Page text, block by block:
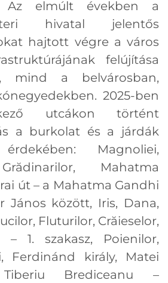
Az elmúlt években a
hivatal jelentős
hajtott végre a város
felújítása
mind a belvárosban,
2025-ben
utcákon történt
a burkolat és a járdák
Magnoliei,
Mahatma
út – a Mahatma Gandhi
János között, Iris, Dana,
Fluturilor, Crăieselor,
– 1. szakasz, Poienilor,
Ferdinánd király, Matei
Tiberiu Brediceanu –